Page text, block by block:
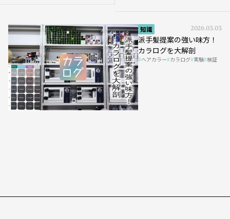
知識 2026.03.03
派手髪提案の強い味方！
カラログを大解剖
ヘアカラー カラログ 実験 検証